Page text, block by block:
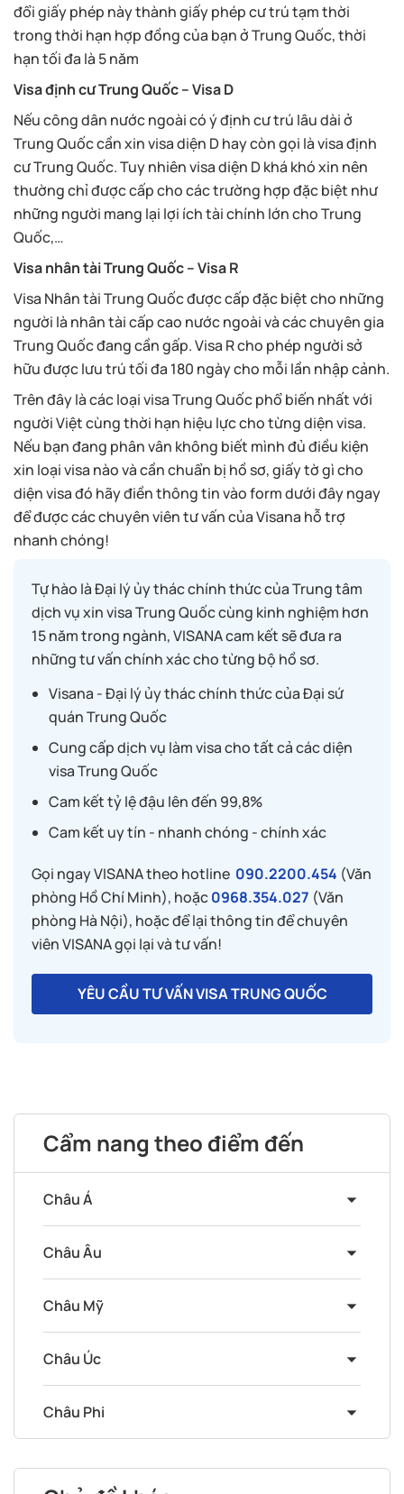
đổi giấy phép này thành giấy phép cư trú tạm thời
trong thời hạn hợp đồng của bạn ở Trung Quốc, thời
hạn tối đa là 5 năm
Visa định cư Trung Quốc – Visa D
Nếu công dân nước ngoài có ý định cư trú lâu dài ở
Trung Quốc cần xin visa diện D hay còn gọi là visa định
cư Trung Quốc. Tuy nhiên visa diện D khá khó xin nên
thường chỉ được cấp cho các trường hợp đặc biệt như
những người mang lại lợi ích tài chính lớn cho Trung
Quốc,…
Visa nhân tài Trung Quốc – Visa R
Visa Nhân tài Trung Quốc được cấp đặc biệt cho những
người là nhân tài cấp cao nước ngoài và các chuyên gia
Trung Quốc đang cần gấp. Visa R cho phép người sở
hữu được lưu trú tối đa 180 ngày cho mỗi lần nhập cảnh.
Trên đây là các loại visa Trung Quốc phổ biến nhất với
người Việt cùng thời hạn hiệu lực cho từng diện visa.
Nếu bạn đang phân vân không biết mình đủ điều kiện
xin loại visa nào và cần chuẩn bị hồ sơ, giấy tờ gì cho
diện visa đó hãy điền thông tin vào form dưới đây ngay
để được các chuyên viên tư vấn của Visana hỗ trợ
nhanh chóng!
Tự hào là Đại lý ủy thác chính thức của Trung tâm
dịch vụ xin visa Trung Quốc cùng kinh nghiệm hơn
15 năm trong ngành, VISANA cam kết sẽ đưa ra
những tư vấn chính xác cho từng bộ hồ sơ.
Visana - Đại lý ủy thác chính thức của Đại sứ
quán Trung Quốc
Cung cấp dịch vụ làm visa cho tất cả các diện
visa Trung Quốc
Cam kết tỷ lệ đậu lên đến 99,8%
Cam kết uy tín - nhanh chóng - chính xác
Gọi ngay VISANA theo hotline 090.2200.454 (Văn
phòng Hồ Chí Minh), hoặc0968.354.027 (Văn
phòng Hà Nội), hoặc để lại thông tin để chuyên
viên VISANA gọi lại và tư vấn!
YÊU CẦU TƯ VẤN VISA TRUNG QUỐC
Cẩm nang theo điểm đến
Châu Á
Châu Âu
Châu Mỹ
Châu Úc
Châu Phi